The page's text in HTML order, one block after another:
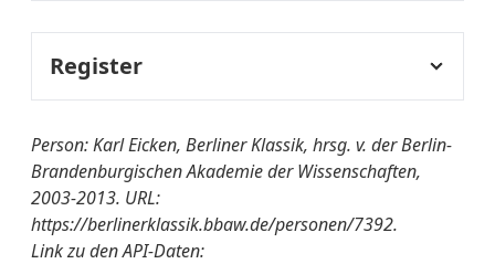
Register
Medizin
Gruppen/Vereinigungen-
Register:
Person: Karl Eicken, Berliner Klassik, hrsg. v. der Berlin-
Brandenburgischen Akademie der Wissenschaften,
2003-2013. URL:
https://berlinerklassik.bbaw.de/personen/7392.
Link zu den API-Daten: